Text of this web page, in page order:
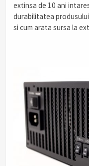
extinsa de 10 ani
durabilitatea
si cum arata sursa la